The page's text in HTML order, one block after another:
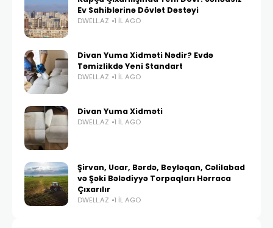
Ev Sahiblərinə Dövlət Dəstəyi
DWELL.AZ 1 IL AGO
Divan Yuma Xidməti Nədir? Evdə
Təmizlikdə Yeni Standart
DWELL.AZ 1 IL AGO
Divan Yuma Xidməti
DWELL.AZ 1 IL AGO
Şirvan, Ucar, Bərdə, Beyləqan, Cəlilabad
və Şəki Bələdiyyə Torpaqları Hərraca
Çıxarılır
DWELL.AZ 1 IL AGO